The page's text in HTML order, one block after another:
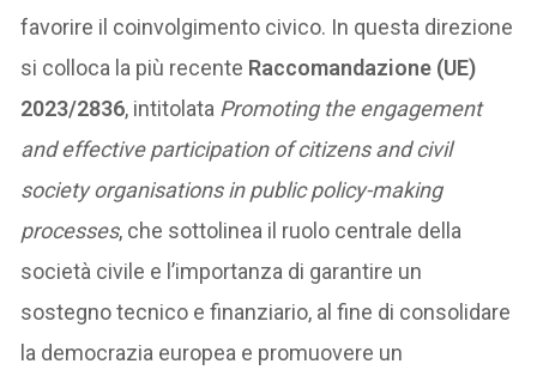
favorire il coinvolgimento civico. In questa direzione
si colloca la più recente Raccomandazione (UE)
2023/2836, intitolata Promoting the engagement
and effective participation of citizens and civil
society organisations in public policy-making
processes, che sottolinea il ruolo centrale della
società civile e l’importanza di garantire un
sostegno tecnico e finanziario, al fine di consolidare
la democrazia europea e promuovere un